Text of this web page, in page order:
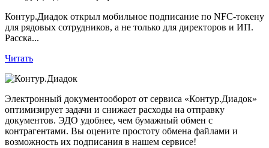
Контур.Диадок открыл мобильное подписание по NFC-токену
для рядовых сотрудников, а не только для директоров и ИП.
Расска...
Читать
Электронный документооборот от сервиса «Контур.Диадок»
оптимизирует задачи и снижает расходы на отправку
документов. ЭДО удобнее, чем бумажный обмен с
контрагентами. Вы оцените простоту обмена файлами и
возможность их подписания в нашем сервисе!